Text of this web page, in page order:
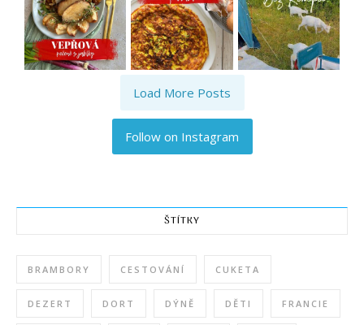
Load More Posts
Follow on Instagram
ŠTÍTKY
BRAMBORY CESTOVÁNÍ CUKETA
DEZERT DORT DÝNĚ DĚTI FRANCIE